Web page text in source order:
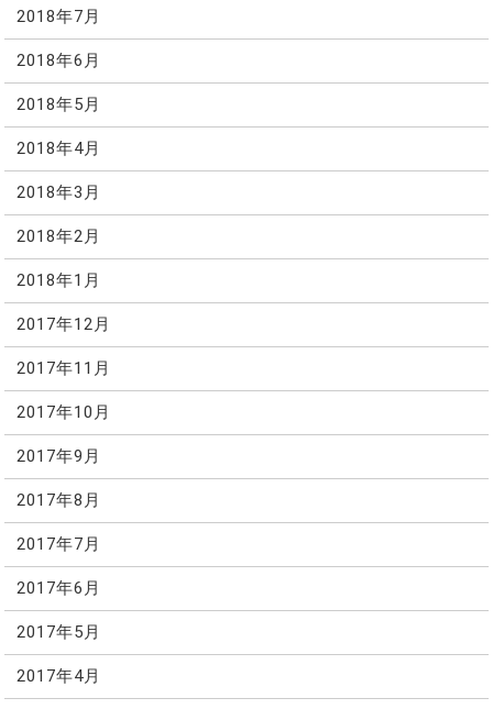
2018年7月
2018年6月
2018年5月
2018年4月
2018年3月
2018年2月
2018年1月
2017年12月
2017年11月
2017年10月
2017年9月
2017年8月
2017年7月
2017年6月
2017年5月
2017年4月